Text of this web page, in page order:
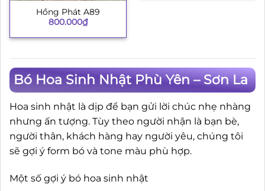
Hồng Phát A89
800.000₫
Bó Hoa Sinh Nhật Phù Yên – Sơn La
Hoa sinh nhật là dịp để bạn gửi lời chúc nhẹ nhàng
nhưng ấn tượng. Tùy theo người nhận là bạn bè,
người thân, khách hàng hay người yêu, chúng tôi
sẽ gợi ý form bó và tone màu phù hợp.
Một số gợi ý bó hoa sinh nhật